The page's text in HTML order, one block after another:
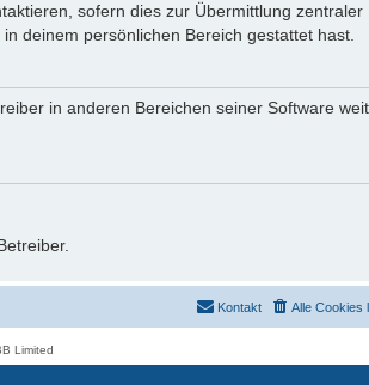
sofern dies zur Übermittlung
deinem persönlichen Bereich gestattet hast.
in anderen Bereichen seiner Software
Alle Cookies
Kontakt
Limited